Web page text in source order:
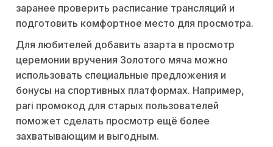
заранее проверить расписание трансляций и
подготовить комфортное место для просмотра.
Для любителей добавить азарта в просмотр
церемонии вручения Золотого мяча можно
использовать специальные предложения и
бонусы на спортивных платформах. Например,
pari промокод для старых пользователей
поможет сделать просмотр ещё более
захватывающим и выгодным.